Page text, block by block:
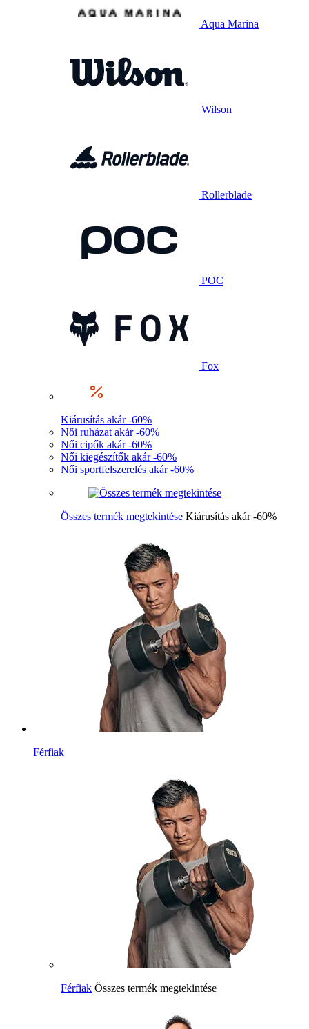
Aqua Marina
Wilson
Rollerblade
POC
Fox
Kiárusítás akár -60%
Női ruházat akár -60%
Női cipők akár -60%
Női kiegészítők akár -60%
Női sportfelszerelés akár -60%
Összes termék megtekintése Kiárusítás akár -60%
Férfiak
Férfiak Összes termék megtekintése